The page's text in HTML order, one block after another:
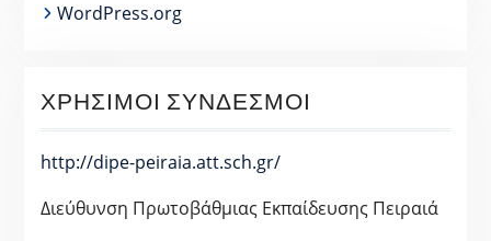
WordPress.org
ΧΡΉΣΙΜΟΙ ΣΎΝΔΕΣΜΟΙ
http://dipe-peiraia.att.sch.gr/
Διεύθυνση Πρωτοβάθμιας Εκπαίδευσης Πειραιά